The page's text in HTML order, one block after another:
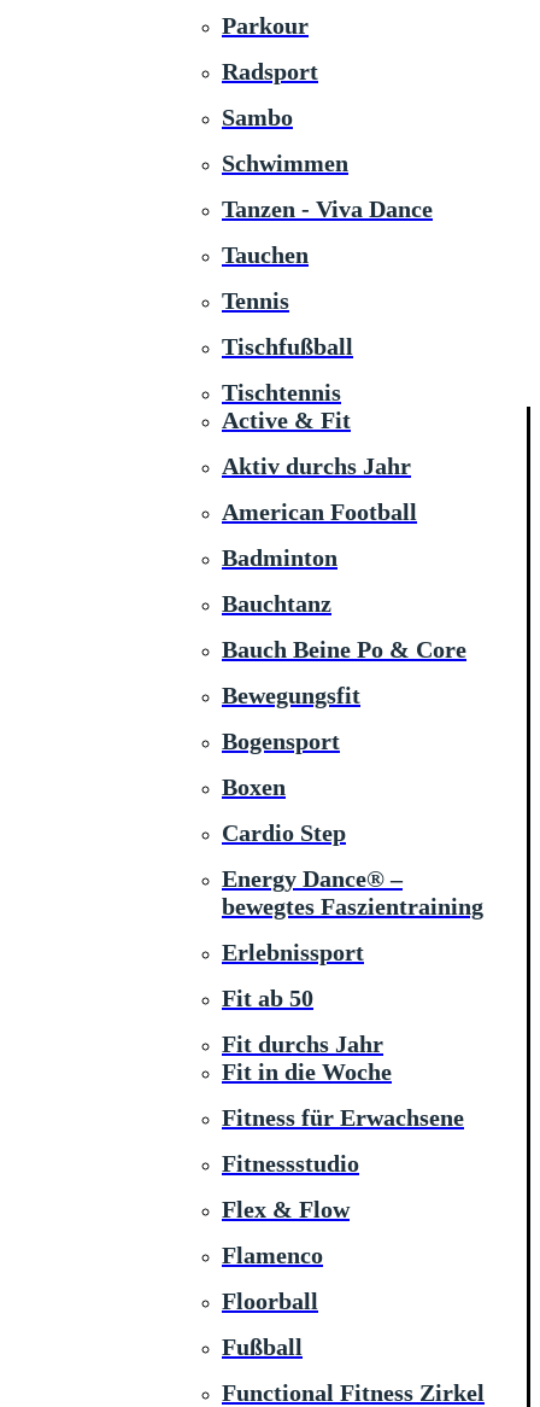
Parkour
Radsport
Sambo
Schwimmen
Tanzen - Viva Dance
Tauchen
Tennis
Tischfußball
Tischtennis
Active & Fit
Aktiv durchs Jahr
American Football
Badminton
Bauchtanz
Bauch Beine Po & Core
Bewegungsfit
Bogensport
Boxen
Cardio Step
Energy Dance® –
bewegtes Faszientraining
Erlebnissport
Fit ab 50
Fit durchs Jahr
Fit in die Woche
Fitness für Erwachsene
Fitnessstudio
Flex & Flow
Flamenco
Floorball
Fußball
Functional Fitness Zirkel